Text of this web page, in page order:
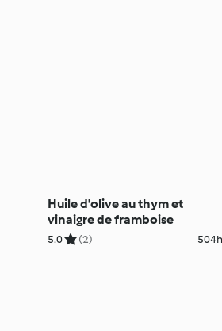
Huile d'olive au thym et
vinaigre de framboise
5.0 (2) 504h